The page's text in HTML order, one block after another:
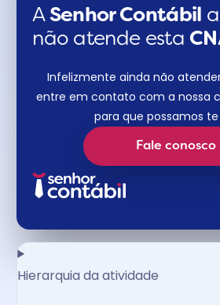
A Senhor Contábil
não atende esta
Infelizmente ainda não
entre em contato com a nossa
para que possamos te
Fale conosco
Hierarquia da atividade